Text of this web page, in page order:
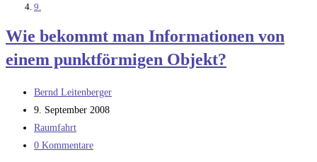
9.
Wie bekommt man Informationen von
einem punktförmigen Objekt?
Beitrags-
Autor:
Bernd Leitenberger
Beitrag
veröffentlicht:
9. September 2008
Beitrags-
Kategorie:
Raumfahrt
Beitrags-
0 Kommentare